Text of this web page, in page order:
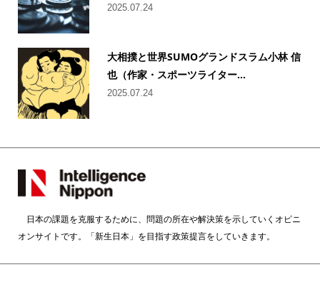
2025.07.24
大相撲と世界SUMOグランドスラム小林 信
也（作家・スポーツライター...
2025.07.24
日本の課題を克服するために、問題の所在や解決策を示していくオピニ
オンサイトです。「新生日本」を目指す政策提言をしていきます。